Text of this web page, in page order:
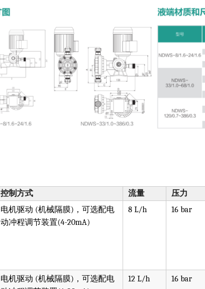
控制方式 流量 压力
电机驱动 (机械隔膜)，可选配电
动冲程调节装置(4-20mA)
8 L/h 16 bar
电机驱动 (机械隔膜)，可选配电
12 L/h 16 bar